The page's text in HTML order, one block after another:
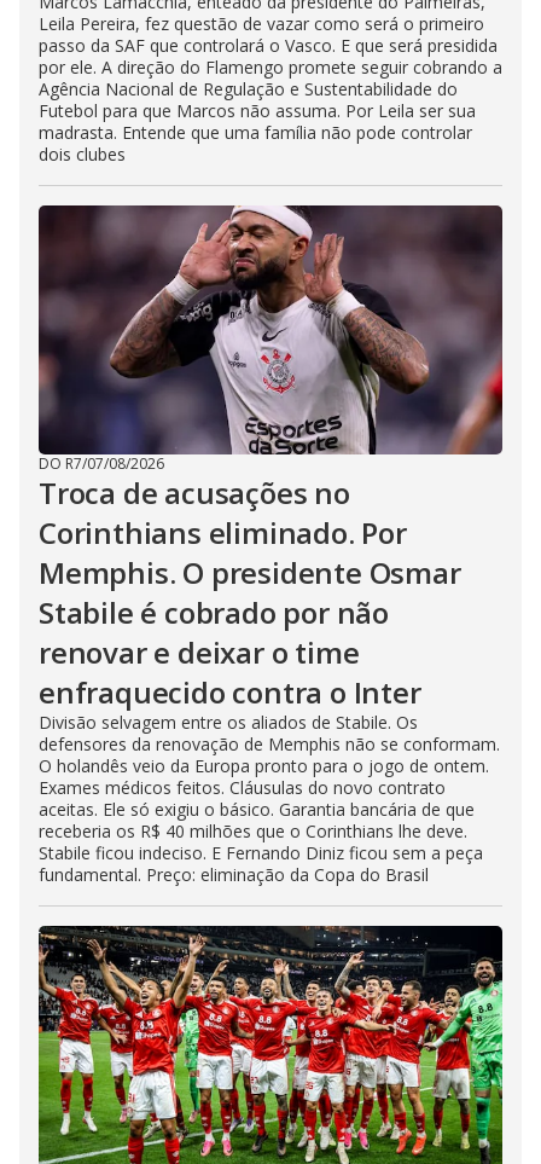
Leila Pereira, fez questão de vazar como será o primeiro
passo da SAF que controlará o Vasco. E que será presidida
por ele. A direção do Flamengo promete seguir cobrando a
Agência Nacional de Regulação e Sustentabilidade do
Futebol para que Marcos não assuma. Por Leila ser sua
madrasta. Entende que uma família não pode controlar
dois clubes
DO R7/07/08/2026
Troca de acusações no
Corinthians eliminado. Por
Memphis. O presidente Osmar
Stabile é cobrado por não
renovar e deixar o time
enfraquecido contra o Inter
Divisão selvagem entre os aliados de Stabile. Os
defensores da renovação de Memphis não se conformam.
O holandês veio da Europa pronto para o jogo de ontem.
Exames médicos feitos. Cláusulas do novo contrato
aceitas. Ele só exigiu o básico. Garantia bancária de que
receberia os R$ 40 milhões que o Corinthians lhe deve.
Stabile ficou indeciso. E Fernando Diniz ficou sem a peça
fundamental. Preço: eliminação da Copa do Brasil